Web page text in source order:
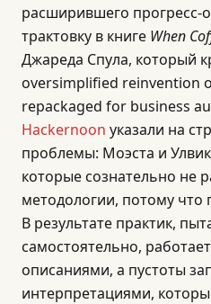
расширившего прогресс-
трактовку в книге When
Джареда Спула, который
oversimplified reinvention
repackaged for business
Hackernoon указали на
проблемы: Моэста и
которые сознательно не
методологии, потому что
В результате практик,
самостоятельно,
описаниями, а пустоты
интерпретациями,